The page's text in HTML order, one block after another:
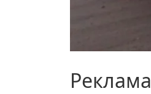
Реклама